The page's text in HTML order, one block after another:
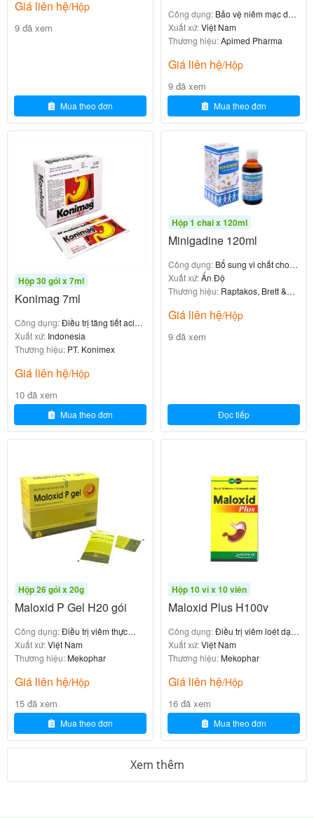
cao)
Nếu nghi ngờ dùng quá liều, cầnngừng thuốc và
ngay.
Chống chỉ định của Neopeptine (Viên
Neopeptine F Drops 15ml
0
Neopeptinekhông được sử dụng
trong các trường
hợp sau:
Chống chỉ định
Quá mẫn
bất kỳ thành phần nào
của thuốc
Nguy cơ phản ứng dị ứ
Viêm tụy cấp
ể làm nặng thêm tình t
rạng viêm
Tình trạng nặng của
các bệnh tụy tạng ki
Nguy cơ biến chứng
Tác dụng phụ của Neopeptine (Viên
nang)
Neopeptine được dung nạp tốtở hầu hết người
dùng.
Tác dụng phụ thường gặp
Giá liên hệ/Hộp
9 đã xem
Mua theo đơn
Công dụng: Bảo vệ niêm mạc dạ
dày
Xuất xứ:Việt Nam
Thương hiệu:Apimed Pharma
Giá liên hệ/Hộp
9 đã xem
Mua theo đơn
Hộp 30 gói x 7ml
Konimag 7ml
Công dụng:Điều trị tăng tiết acid
dạ dày
Xuất xứ: Indonesia
Thương hiệu: PT. Konimex
Giá liên hệ/Hộp
10 đã xem
Mua theo đơn
Hộp 1 chai x 120ml
Minigadine 120ml
Công dụng: Bổ sung vi chất cho
trẻ biếng ăn
Xuất xứ:Ấn Độ
Thương hiệu: Raptakos, Brett &
Giá liên hệ/Hộp
9 đã xem
Đọc tiếp
Hộp 26 gói x 20g
Maloxid P Gel H20 gói
Công dụng:Điều trị viêm thực
quản, viêm dạ dày
Xuất xứ:Việt Nam
Thương hiệu:Mekophar
Giá liên hệ/Hộp
15 đã xem
Mua theo đơn
Hộp 10 vỉ x 10 viên
Maloxid Plus H100v
Công dụng:Điều trị viêm loét dạ
dày – tá tràng
Xuất xứ:Việt Nam
Thương hiệu:Mekophar
Giá liên hệ/Hộp
16 đã xem
Mua theo đơn
Xem thêm